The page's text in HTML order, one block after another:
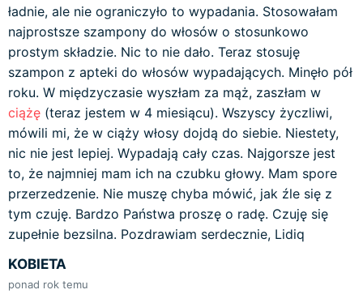
ładnie, ale nie ograniczyło to wypadania. Stosowałam
najprostsze szampony do włosów o stosunkowo
prostym składzie. Nic to nie dało. Teraz stosuję
szampon z apteki do włosów wypadających. Minęło pół
roku. W międzyczasie wyszłam za mąż, zaszłam w
ciążę (teraz jestem w 4 miesiącu). Wszyscy życzliwi,
mówili mi, że w ciąży włosy dojdą do siebie. Niestety,
nic nie jest lepiej. Wypadają cały czas. Najgorsze jest
to, że najmniej mam ich na czubku głowy. Mam spore
przerzedzenie. Nie muszę chyba mówić, jak źle się z
tym czuję. Bardzo Państwa proszę o radę. Czuję się
zupełnie bezsilna. Pozdrawiam serdecznie, Lidiq
KOBIETA
ponad rok temu